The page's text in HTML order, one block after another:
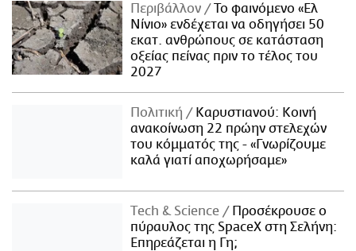
Περιβάλλον
Το φαινόμενο «Ελ
Νίνιο» ενδέχεται να οδηγήσει 50
εκατ. ανθρώπους σε κατάσταση
οξείας πείνας πριν το τέλος του
2027
Πολιτική
Καρυστιανού: Κοινή
ανακοίνωση 22 πρώην στελεχών
του κόμματός της - «Γνωρίζουμε
καλά γιατί αποχωρήσαμε»
Τech & Science
Προσέκρουσε ο
πύραυλος της SpaceX στη Σελήνη:
Επηρεάζεται η Γη;